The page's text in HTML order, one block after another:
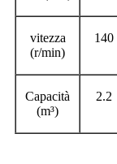
vitezza
(r/min)
140
Capacità
(m³)
2.2